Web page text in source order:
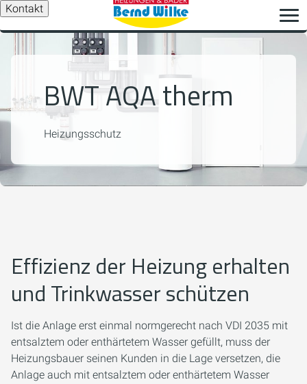
Kontakt
BWT AQA therm
Heizungsschutz
Effizienz der Heizung erhalten
und Trinkwasser schützen
Ist die Anlage erst einmal normgerecht nach VDI 2035 mit
entsalztem oder enthärtetem Wasser gefüllt, muss der
Heizungsbauer seinen Kunden in die Lage versetzen, die
Anlage auch mit entsalztem oder enthärtetem Wasser